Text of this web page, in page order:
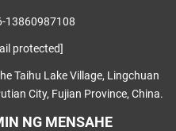
13860987108
protected]
Taihu Lake Village, Lingchuan
City, Fujian Province, China.
NG MENSAHE